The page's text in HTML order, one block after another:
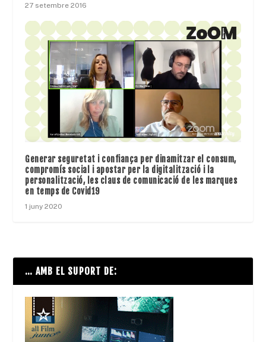
27 setembre 2016
Generar seguretat i confiança per dinamitzar el consum,
compromís social i apostar per la digitalització i la
personalització, les claus de comunicació de les marques
en temps de Covid19
1 juny 2020
… AMB EL SUPORT DE: